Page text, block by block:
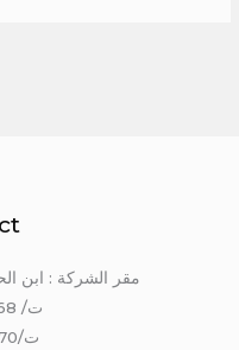
مقر الشركة : ابن
ت/ 01033680968
ت/01033805570